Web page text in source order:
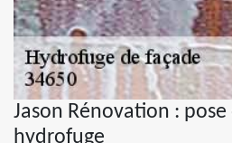
Jason Rénovation :
hydrofuge